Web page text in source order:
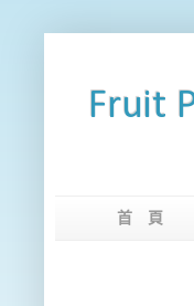
Fruit
首